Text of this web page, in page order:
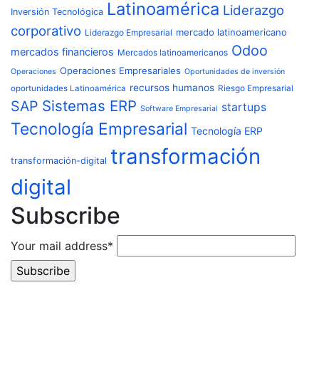
Inversión Tecnológica Latinoamérica Liderazgo
corporativo Liderazgo Empresarial mercado latinoamericano
mercados financieros Mercados latinoamericanos Odoo
Operaciones Operaciones Empresariales Oportunidades de inversión
oportunidades Latinoamérica recursos humanos Riesgo Empresarial
SAP Sistemas ERP Software Empresarial startups
Tecnología Empresarial Tecnología ERP
transformación-digital transformación
digital
Subscribe
Your mail address*